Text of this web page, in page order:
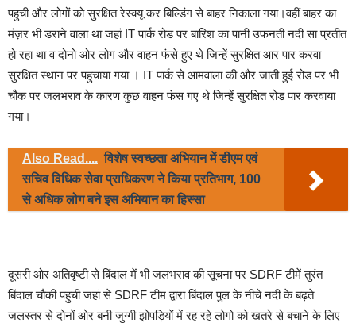
पहुची और लोगों को सुरक्षित रेस्क्यू कर बिल्डिंग से बाहर निकाला गया।वहीं बाहर का
मंज़र भी डराने वाला था जहां IT पार्क रोड पर बारिश का पानी उफनती नदी सा प्रतीत
हो रहा था व दोनो ओर लोग और वाहन फंसे हुए थे जिन्हें सुरक्षित आर पार करवा
सुरक्षित स्थान पर पहुचाया गया । IT पार्क से आमवाला की और जाती हुई रोड पर भी
चौक पर जलभराव के कारण कुछ वाहन फंस गए थे जिन्हें सुरक्षित रोड पार करवाया
गया।
Also Read.... विशेष स्वच्छता अभियान में डीएम एवं
सचिव विधिक सेवा प्राधिकरण ने किया प्रतिभाग, 100
से अधिक लोग बने इस अभियान का हिस्सा
दूसरी ओर अतिवृष्टी से बिंदाल में भी जलभराव की सूचना पर SDRF टीमें तुरंत
बिंदाल चौकी पहुची जहां से SDRF टीम द्वारा बिंदाल पुल के नीचे नदी के बढ़ते
जलस्तर से दोनों ओर बनी जुग्गी झोपड़ियों में रह रहे लोगो को खतरे से बचाने के लिए